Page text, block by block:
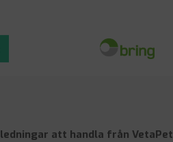
att handla från VetaPet